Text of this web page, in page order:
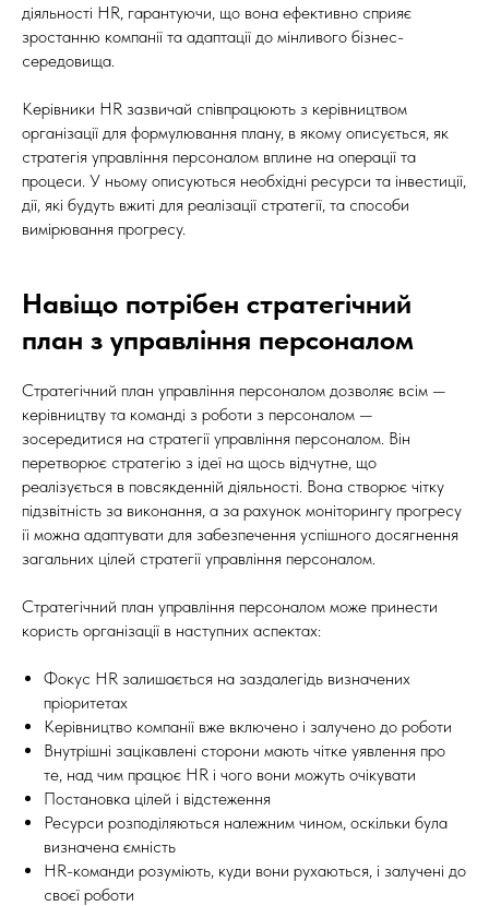
діяльності HR, гарантуючи, що вона ефективно сприяє
зростанню компанії та адаптації до мінливого бізнес-
середовища.
Керівники HR зазвичай співпрацюють з керівництвом
організації для формулювання плану, в якому описується, як
стратегія управління персоналом вплине на операції та
процеси. У ньому описуються необхідні ресурси та інвестиції,
дії, які будуть вжиті для реалізації стратегії, та способи
вимірювання прогресу.
Навіщо потрібен стратегічний
план з управління персоналом
Стратегічний план управління персоналом дозволяє всім —
керівництву та команді з роботи з персоналом —
зосередитися на стратегії управління персоналом. Він
перетворює стратегію з ідеї на щось відчутне, що
реалізується в повсякденній діяльності. Вона створює чітку
підзвітність за виконання, а за рахунок моніторингу прогресу
її можна адаптувати для забезпечення успішного досягнення
загальних цілей стратегії управління персоналом.
Стратегічний план управління персоналом може принести
користь організації в наступних аспектах:
Фокус HR залишається на заздалегідь визначених
пріоритетах
Керівництво компанії вже включено і залучено до роботи
Внутрішні зацікавлені сторони мають чітке уявлення про
те, над чим працює HR і чого вони можуть очікувати
Постановка цілей і відстеження
Ресурси розподіляються належним чином, оскільки була
визначена ємність
HR-команди розуміють, куди вони рухаються, і залучені до
своєї роботи